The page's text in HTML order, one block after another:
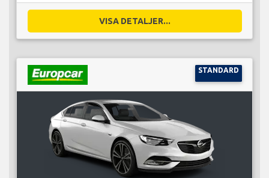
VISA DETALJER...
STANDARD